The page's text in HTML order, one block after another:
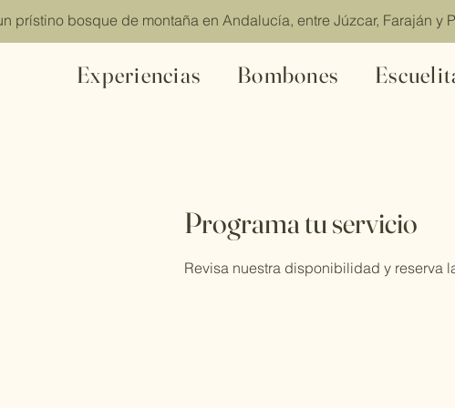
prístino bosque de montaña en Andalucía, entre
Experiencias Bombones
Programa tu servicio
Revisa nuestra disponibilidad y reserva